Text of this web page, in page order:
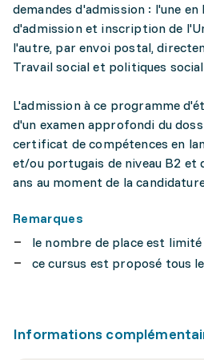
demandes d'admission : l'une en
d'admission et inscription de
l'autre, par envoi postal,
Travail social et politiques
L'admission à ce programme
d'un examen approfondi du
certificat de compétences en
et/ou portugais de niveau B2 et
ans au moment de la
Remarques
le nombre de place est limité
ce cursus est proposé tous
Informations